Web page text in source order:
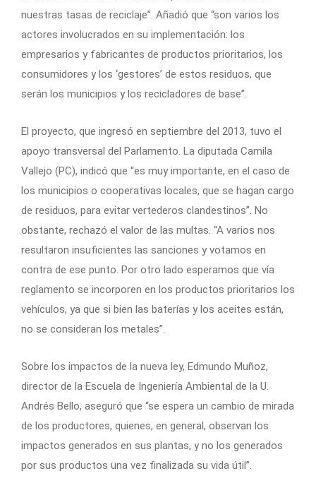
nuestras tasas de reciclaje”. Añadió que “son varios los
actores involucrados en su implementación: los
empresarios y fabricantes de productos prioritarios, los
consumidores y los ‘gestores’ de estos residuos, que
serán los municipios y los recicladores de base”.
El proyecto, que ingresó en septiembre del 2013, tuvo el
apoyo transversal del Parlamento. La diputada Camila
Vallejo (PC), indicó que “es muy importante, en el caso de
los municipios o cooperativas locales, que se hagan cargo
de residuos, para evitar vertederos clandestinos”. No
obstante, rechazó el valor de las multas. “A varios nos
resultaron insuficientes las sanciones y votamos en
contra de ese punto. Por otro lado esperamos que vía
reglamento se incorporen en los productos prioritarios los
vehículos, ya que si bien las baterías y los aceites están,
no se consideran los metales”.
Sobre los impactos de la nueva ley, Edmundo Muñoz,
director de la Escuela de Ingeniería Ambiental de la U.
Andrés Bello, aseguró que “se espera un cambio de mirada
de los productores, quienes, en general, observan los
impactos generados en sus plantas, y no los generados
por sus productos una vez finalizada su vida útil”.